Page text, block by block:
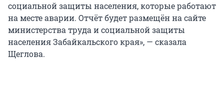
социальной защиты населения, которые работают
на месте аварии. Отчёт будет размещён на сайте
министерства труда и социальной защиты
населения Забайкальского края», — сказала
Щеглова.